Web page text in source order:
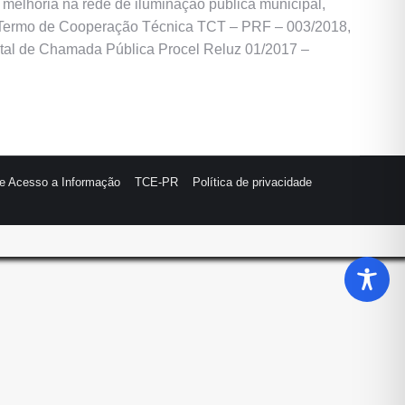
na rede de iluminação pública municipal,
de Cooperação Técnica TCT – PRF – 003/2018,
de Chamada Pública Procel Reluz 01/2017 –
Acesso a Informação TCE-PR
Política de privacidade